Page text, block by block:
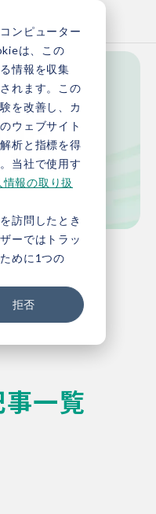
ンピューター
は、この
情報を収集
れます。この
を改善し、カ
ウェブサイト
析と指標を得
当社で使用す
情報の取り扱
訪問したとき
ーではトラッ
めに1つの
拒否
一覧